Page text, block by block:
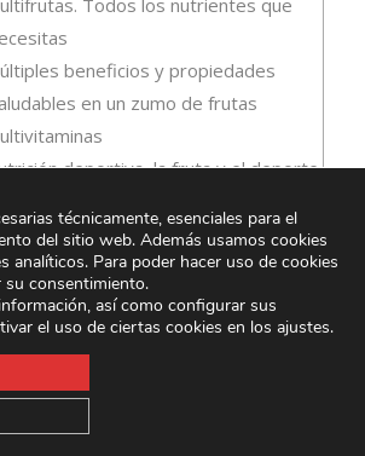
beneficios y propiedades
en un zumo de frutas
deportiva, la fruta y el deporte
energía e hidratación en un
de frutas
naranja, fuente de vitaminas
piña: una combinación perfecta
coco: deliciosa combinación
técnicamente, esenciales para el
del sitio web. Además usamos cookies
analíticos. Para poder hacer uso de cookies
su consentimiento.
así como configurar sus
el uso de ciertas cookies en los ajustes.